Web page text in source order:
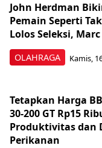
OLAHRAGA
John Herdman
Pemain Seperti
Lolos Seleksi,
Kamis,
Tetapkan Harga
30-200 GT Rp15
Produktivitas dan
Perikanan